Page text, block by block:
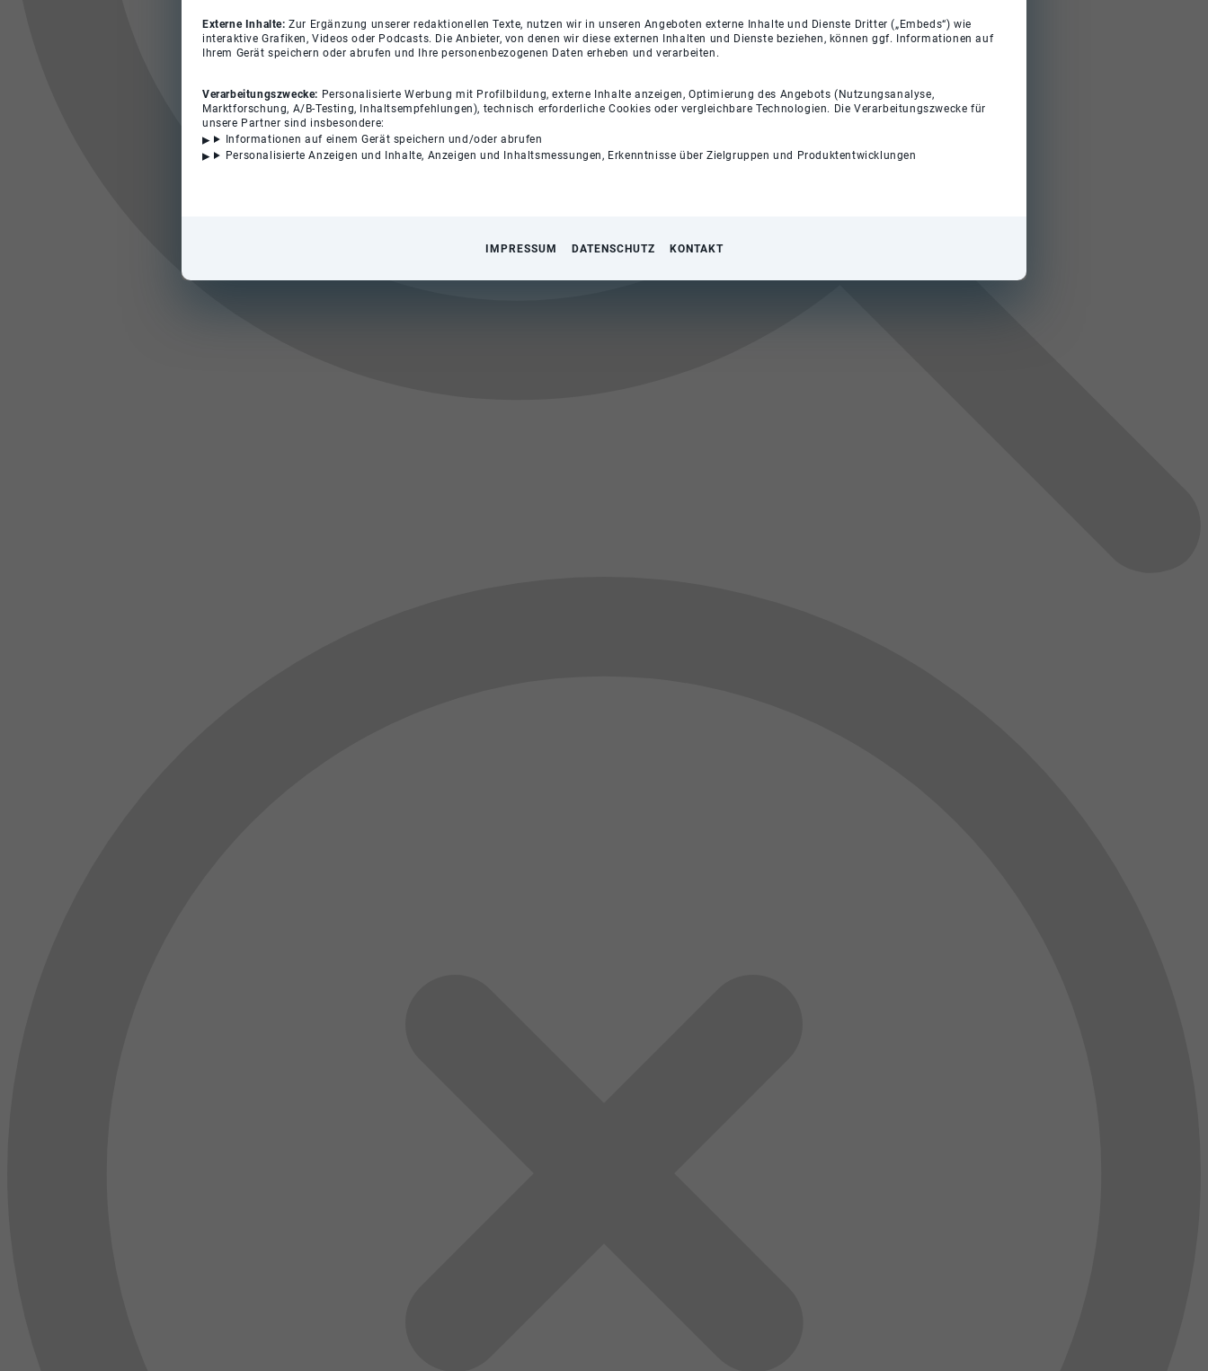
Externe Inhalte:Zur Ergänzung unserer redaktionellen Texte, nutzen wir in unseren Angeboten externe Inhalte und Dienste Dritter („Embeds“) wie
interaktive Grafiken, Videos oder Podcasts. Die Anbieter, von denen wir diese externen Inhalten und Dienste beziehen, können ggf. Informationen auf
Ihrem Gerät speichern oder abrufen und Ihre personenbezogenen Daten erheben und verarbeiten.
Verarbeitungszwecke: Personalisierte Werbung mit Profilbildung, externe Inhalte anzeigen, Optimierung des Angebots (Nutzungsanalyse,
Marktforschung, A/B-Testing, Inhaltsempfehlungen), technisch erforderliche Cookies oder vergleichbare Technologien. Die Verarbeitungszwecke für
unsere Partner sind insbesondere:
Informationen auf einem Gerät speichern und/oder abrufen
Personalisierte Anzeigen und Inhalte, Anzeigen und Inhaltsmessungen, Erkenntnisse über Zielgruppen und Produktentwicklungen
IMPRESSUM DATENSCHUTZ KONTAKT